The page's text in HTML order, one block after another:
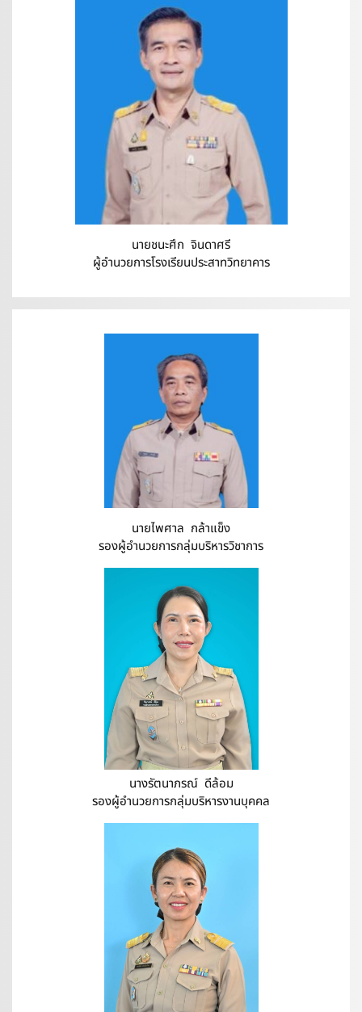
นายชนะศึก จินดาศรี
ผู้อำนวยการโรงเรียนประสาทวิทยาคาร
นายไพศาล กล้าแข็ง
รองผู้อำนวยการกลุ่มบริหารวิชาการ
นางรัตนาภรณ์ ดีล้อม
รองผู้อำนวยการกลุ่มบริหารงานบุคคล